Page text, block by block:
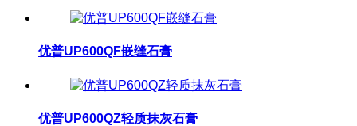
优普UP600QF嵌缝石膏
优普UP600QZ轻质抹灰石膏